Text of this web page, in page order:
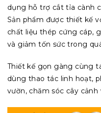
dụng hỗ trợ cắt tỉa cành
Sản phẩm được thiết kế
chất liệu thép cứng cáp,
và giảm tốn sức trong
Thiết kế gọn gàng cùng
dùng thao tác linh hoạt,
vườn, chăm sóc cây cảnh